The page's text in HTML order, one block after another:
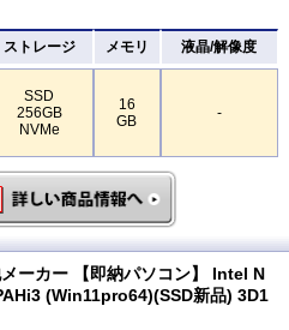
ストレージ メモリ 液晶/解像度
SSD
256GB
NVMe
16
GB
-
ーカー 【即納パソコン】 Intel N
(Win11pro64)(SSD新品) 3D1